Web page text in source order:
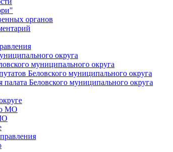
органов
округа
муниципального округа
Беловского муниципального округа
палата Беловского муниципального округа
МО